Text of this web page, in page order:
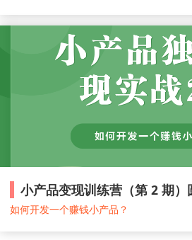
小产品变现训练营（第 2 期）
如何开发一个赚钱小产品？